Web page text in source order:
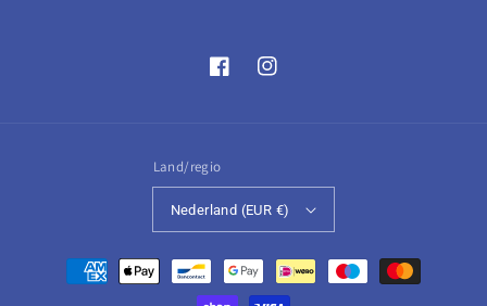
FacebookInstagram
Land/regio
Nederland (EUR €)
Betaalmethoden